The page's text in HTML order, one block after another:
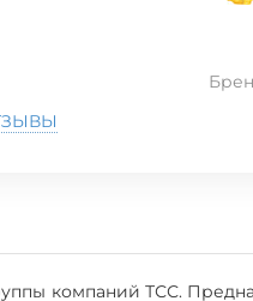
компаний ТСС.